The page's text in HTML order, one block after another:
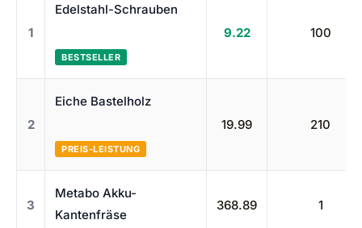
1
Edelstahl-Schrauben
BESTSELLER
9.22 100
2
Eiche Bastelholz
PREIS-LEISTUNG
19.99 210
3
Metabo Akku-
Kantenfräse
368.89 1